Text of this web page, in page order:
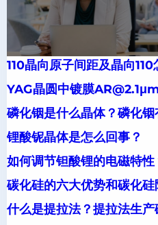
110晶向原子间距及晶向110
YAG晶圆中镀膜
磷化铟是什么晶体？磷化铟
锂酸铌晶体是怎么回事？
如何调节钽酸锂的电磁特性
碳化硅的六大优势和碳化硅
什么是提拉法？提拉法生产